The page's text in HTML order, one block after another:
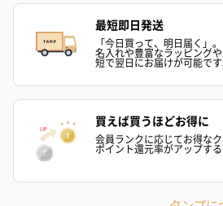
お酒にぴったりのおつまみ・サプリを同
最短即日発送
「今日買って、明日届く」。
名入れや豊富なラッピング
短で翌日にお届けが可能です
買えば買うほどお得に
会員ランクに応じてお得な
ポイント還元率がアップす